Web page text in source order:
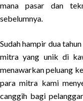
mana pasar dan
sebelumnya.
Sudah hampir dua
mitra yang unik di
menawarkan peluang
para mitra kami
canggih bagi